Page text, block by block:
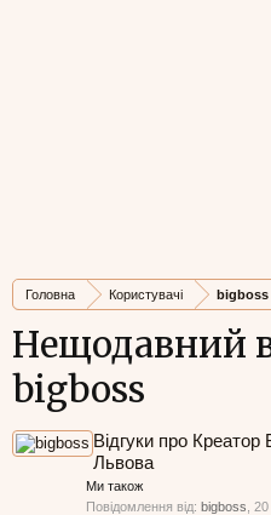
Головна Користувачі bigboss
Нещодавний
bigboss
Відгуки про
Львова
Ми також
Повідомлення від: bigboss 20